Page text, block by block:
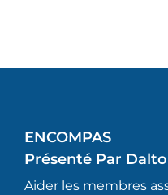
ENCOMPAS
Présenté Par
Aider les membres